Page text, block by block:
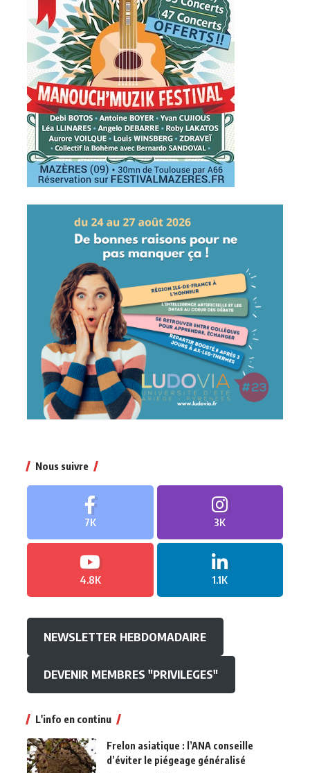
Nous suivre
7K 3K
4.8K 1.1K
NEWSLETTER HEBDOMADAIRE
DEVENIR MEMBRES "PRIVILEGES"
L'info en continu
Frelon asiatique : l’ANA conseille
d’éviter le piégeage généralisé